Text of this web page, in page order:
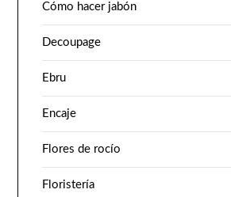
Cómo hacer jabón
Decoupage
Ebru
Encaje
Flores de rocío
Floristería